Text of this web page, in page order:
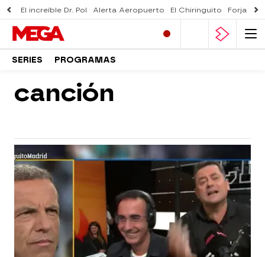
El increíble Dr. Pol Alerta Aeropuerto El Chiringuito Forjado
SERIES PROGRAMAS
canción